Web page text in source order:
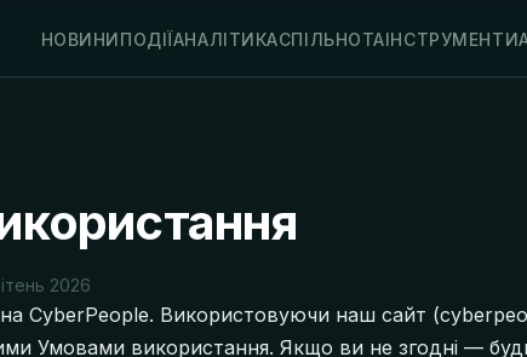
НОВИНИПОДІЇАНАЛІТИКАСПІЛЬНОТАІНСТРУМЕНТИ
2026
CyberPeople. Використовуючи наш сайт
Умовами використання. Якщо ви не згодні —